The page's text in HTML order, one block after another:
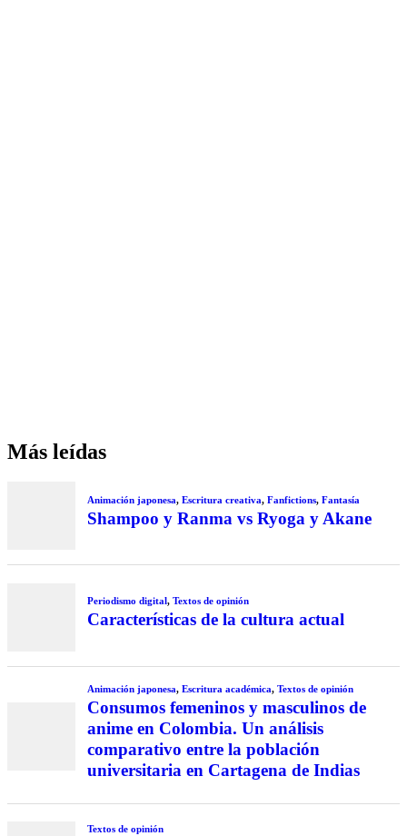
Más leídas
Animación japonesa, Escritura creativa, Fanfictions, Fantasía
Shampoo y Ranma vs Ryoga y Akane
Periodismo digital, Textos de opinión
Características de la cultura actual
Animación japonesa, Escritura académica, Textos de opinión
Consumos femeninos y masculinos de
anime en Colombia. Un análisis
comparativo entre la población
universitaria en Cartagena de Indias
Textos de opinión